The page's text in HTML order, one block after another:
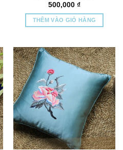
500,000 ₫
THÊM VÀO GIỎ HÀNG